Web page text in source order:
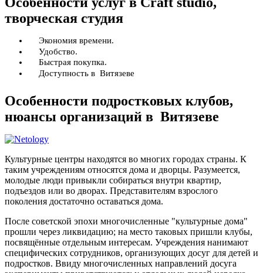
творческая студия
Экономия времени.
Удобство.
Быстрая покупка.
Доступность в Витязеве
Особенности подростковых клубов,
нюансы организаций в Витязеве
Культурные центры находятся во многих городах страны. К
таким учреждениям относятся дома и дворцы. Разумеется,
молодые люди привыкли собираться внутри квартир,
подъездов или во дворах. Представителям взрослого
поколения достаточно оставаться дома.
После советской эпохи многочисленные "культурные дома"
прошли через ликвидацию; на место таковых пришли клубы,
посвящённые отдельным интересам. Учреждения нанимают
специфических сотрудников, организующих досуг для детей и
подростков. Ввиду многочисленных направлений досуга